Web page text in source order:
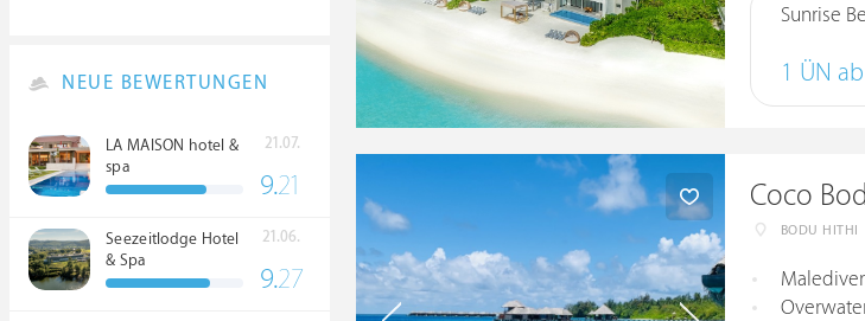
Sunrise
1 ÜN ab
Coco
BODU HITHI
NEUE BEWERTUNGEN
LA MAISON hotel &
spa
21.07.
9.21
Seezeitlodge Hotel
& Spa
21.06.
9.27